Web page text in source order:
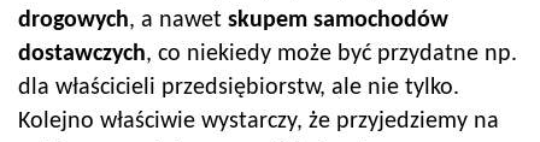
drogowych, a nawet skupem samochodów
dostawczych, co niekiedy może być przydatne np.
dla właścicieli przedsiębiorstw, ale nie tylko.
Kolejno właściwie wystarczy, że przyjedziemy na